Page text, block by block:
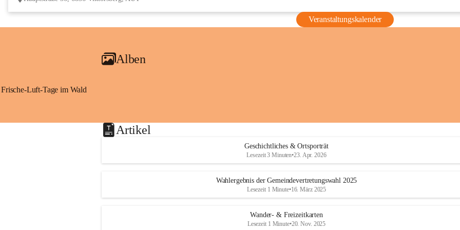
Veranstaltungskalender
Alben
Frische-Luft-Tage im Wald
Artikel
Geschichtliches & Ortsporträt
Lesezeit 3 Minuten•23. Apr. 2026
Wahlergebnis der Gemeindevertretungswahl 2025
Lesezeit 1 Minute•16. März 2025
Wander- & Freizeitkarten
Lesezeit 1 Minute•20. Nov. 2025